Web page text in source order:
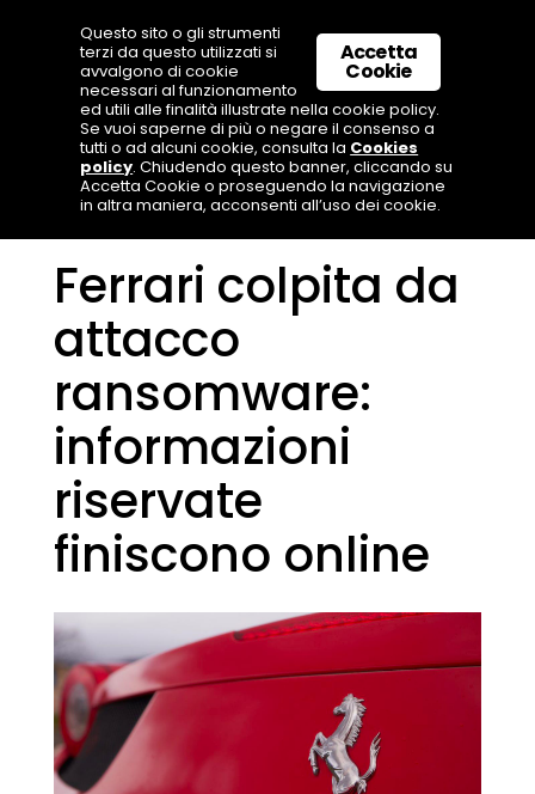
Ferrari colpita da
attacco
ransomware:
informazioni
riservate
finiscono online
Accetta
Cookie
Questo sito o gli strumenti
terzi da questo utilizzati si
avvalgono di cookie
necessari al funzionamento
ed utili alle finalità illustrate nella cookie policy.
Se vuoi saperne di più o negare il consenso a
tutti o ad alcuni cookie, consulta la Cookies
policy. Chiudendo questo banner, cliccando su
Accetta Cookie o proseguendo la navigazione
in altra maniera, acconsenti all’uso dei cookie.